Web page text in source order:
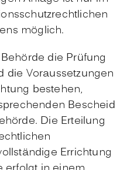
möglich.
die Prüfung
die Voraussetzungen
bestehen,
Bescheid
Die Erteilung
Errichtung